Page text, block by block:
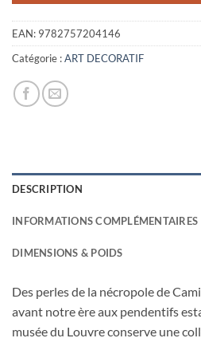
EAN: 9782757204146
Catégorie :ART DECORATIF
DESCRIPTION
INFORMATIONS COMPLÉMENTAIRES
DIMENSIONS & POIDS
Des perles de la nécropole de
avant notre ère aux pendentifs
musée du Louvre conserve une